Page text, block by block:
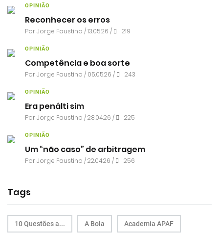
OPINIÃO
Reconhecer os erros
PorJorge Faustino / 13.05.26 / 219
OPINIÃO
Competência e boa sorte
PorJorge Faustino / 05.05.26 / 243
OPINIÃO
Era penálti sim
PorJorge Faustino / 28.04.26 / 225
OPINIÃO
Um “não caso” de arbitragem
PorJorge Faustino / 22.04.26 / 256
Tags
10 Questões a... A Bola Academia APAF